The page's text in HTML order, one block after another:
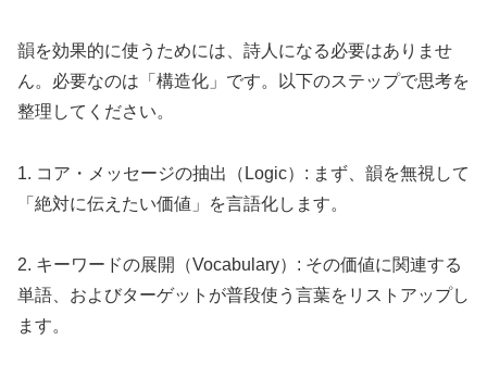
韻を効果的に使うためには、詩人になる必要はありませ
ん。必要なのは「構造化」です。以下のステップで思考を
整理してください。
1. コア・メッセージの抽出（Logic）: まず、韻を無視して
「絶対に伝えたい価値」を言語化します。
2. キーワードの展開（Vocabulary）: その価値に関連する
単語、およびターゲットが普段使う言葉をリストアップし
ます。